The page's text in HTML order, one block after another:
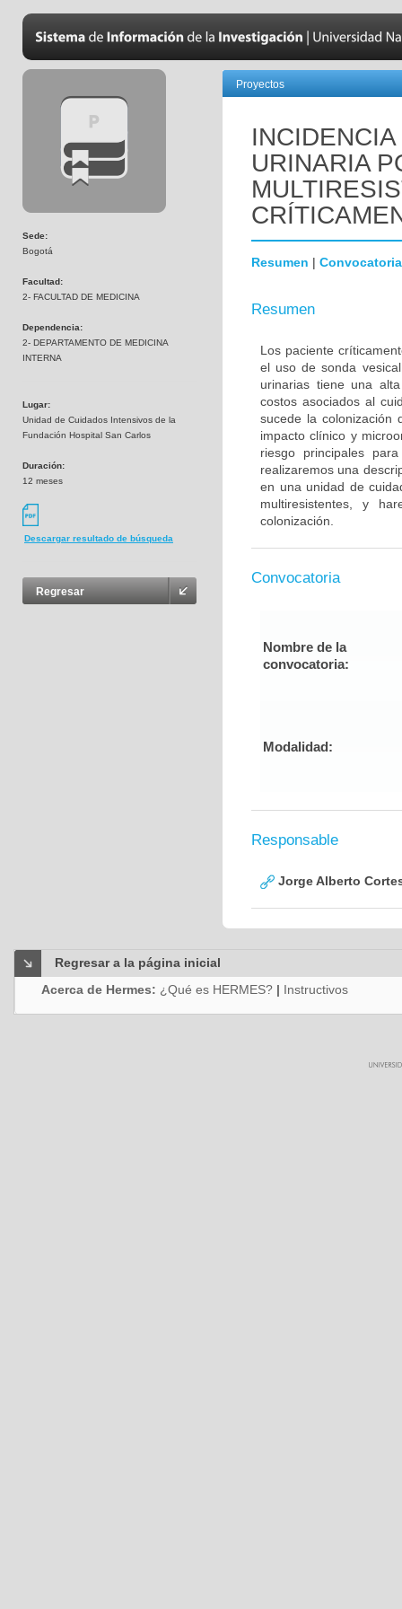
Sede:
Bogotá
Facultad:
2- FACULTAD DE MEDICINA
Dependencia:
2- DEPARTAMENTO DE MEDICINA
INTERNA
Lugar:
Unidad de Cuidados Intensivos de la
Fundación Hospital San Carlos
Duración:
12 meses
Descargar resultado de búsqueda
Regresar
Proyectos
URINARIA
Resumen | Convocatoria
Resumen
Los paciente
el uso de sonda
urinarias tiene una
costos asociados al
sucede la colonización
impacto clínico y
riesgo principales
realizaremos una
en una unidad de
multiresistentes, y
colonización.
Convocatoria
Nombre de la
convocatoria:
Modalidad:
Responsable
Jorge Alberto
Regresar a la página inicial
Acerca de Hermes: ¿Qué es HERMES? | Instructivos